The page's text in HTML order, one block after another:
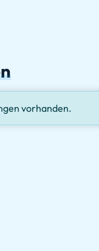
vorhanden.